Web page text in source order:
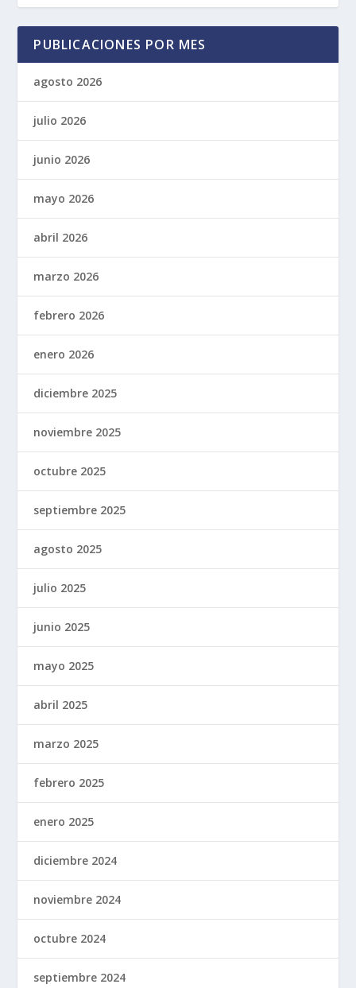
PUBLICACIONES POR MES
agosto 2026
julio 2026
junio 2026
mayo 2026
abril 2026
marzo 2026
febrero 2026
enero 2026
diciembre 2025
noviembre 2025
octubre 2025
septiembre 2025
agosto 2025
julio 2025
junio 2025
mayo 2025
abril 2025
marzo 2025
febrero 2025
enero 2025
diciembre 2024
noviembre 2024
octubre 2024
septiembre 2024